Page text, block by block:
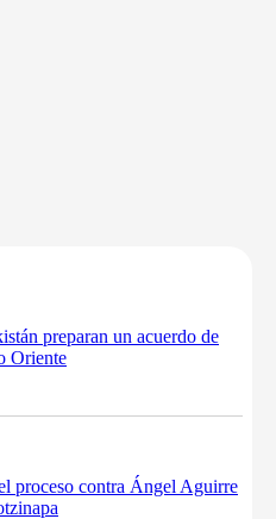
preparan un acuerdo de
Oriente
proceso contra Ángel Aguirre